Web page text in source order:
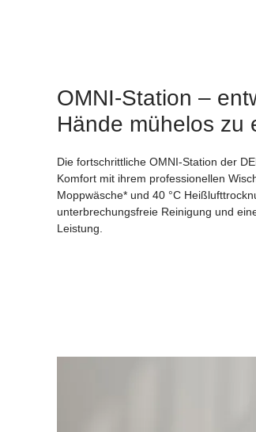
OMNI-Station –
Hände mühelos zu
Die fortschrittliche OMNI-Station der
Komfort mit ihrem professionellen
Moppwäsche* und 40 °C
unterbrechungsfreie Reinigung und
Leistung.